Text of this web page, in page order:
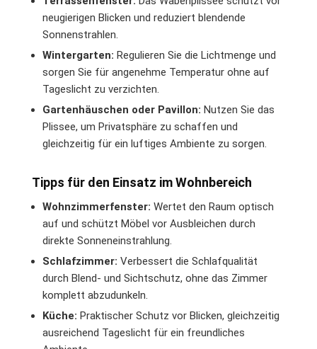
neugierigen Blicken und reduziert blendende
Sonnenstrahlen.
Wintergarten: Regulieren Sie die Lichtmenge und
sorgen Sie für angenehme Temperatur ohne auf
Tageslicht zu verzichten.
Gartenhäuschen oder Pavillon: Nutzen Sie das
Plissee, um Privatsphäre zu schaffen und
gleichzeitig für ein luftiges Ambiente zu sorgen.
Tipps für den Einsatz im Wohnbereich
Wohnzimmerfenster: Wertet den Raum optisch
auf und schützt Möbel vor Ausbleichen durch
direkte Sonneneinstrahlung.
Schlafzimmer: Verbessert die Schlafqualität
durch Blend- und Sichtschutz, ohne das Zimmer
komplett abzudunkeln.
Küche: Praktischer Schutz vor Blicken, gleichzeitig
ausreichend Tageslicht für ein freundliches